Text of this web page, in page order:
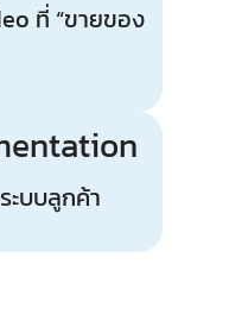
ที่ “ขายของ
ะบบลูกค้า